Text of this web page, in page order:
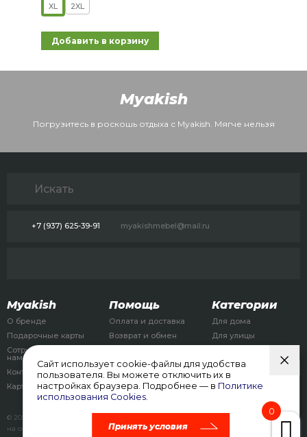
XL 2XL
Добавить в корзину
Myakish
Погрузитесь в роскошь отдыха с Myakish. Мягче нельзя
+7 (937) 625-39-91 myakishmebel@mail.ru
Myakish
О бренде
Подарочные карты
Сотрудничество с
нами
Контакты
Карта сайта
Помощь
Оплата и доставка
Возврат и обмен
Категории
Для дома
Для улицы
Бизнес
Аренда
© 2026, myakish.com
Соглашение
на обработку персональных данных
Согласие на обработку cookies
Сайт использует cookie-файлы для удобства
пользователя. Вы можете отключить их в
настройках браузера. Подробнее — в Политике
использования Cookies.
Принять условия
0